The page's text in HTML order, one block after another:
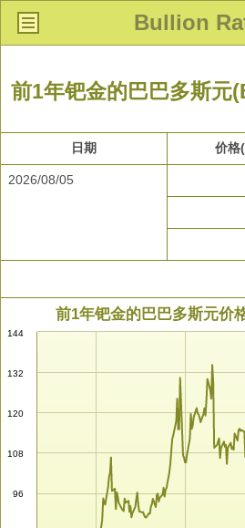
Bullion
前1年钯金的巴巴多斯元
日期 价格
2026/08/05
前1年钯金的巴巴多斯元价
96
108
120
132
144